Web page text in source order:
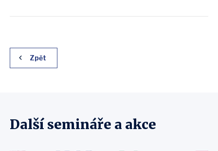
Zpět
Další semináře a akce